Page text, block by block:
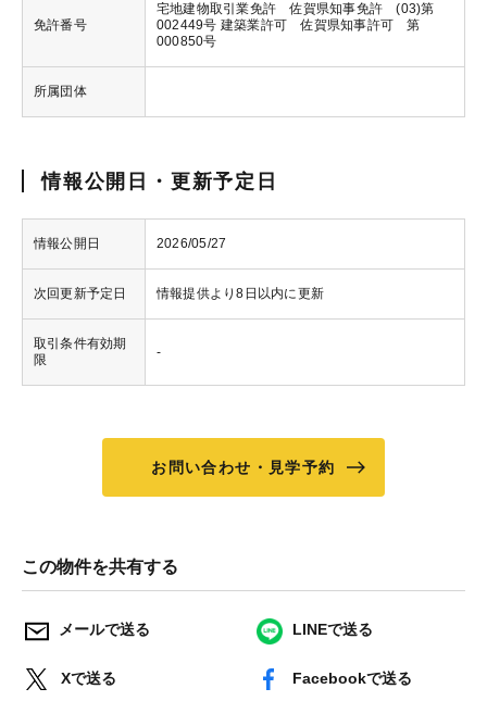
免許番号
宅地建物取引業免許 佐賀県知事免許 (03)第
002449号 建築業許可 佐賀県知事許可 第
000850号
所属団体
情報公開日・更新予定日
情報公開日 2026/05/27
次回更新予定日 情報提供より8日以内に更新
取引条件有効期
限
-
お問い合わせ・見学予約
この物件を共有する
メールで送る LINEで送る
Xで送る Facebookで送る